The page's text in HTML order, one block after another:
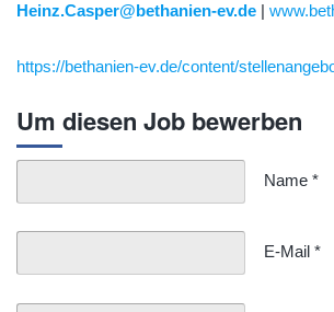
Heinz.Casper@bethanien-ev.de |
https://bethanien-ev.de/content/
Um diesen Job bewerben
Name *
E-Mail *